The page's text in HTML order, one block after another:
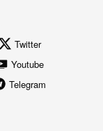
Twitter
Youtube
Telegram